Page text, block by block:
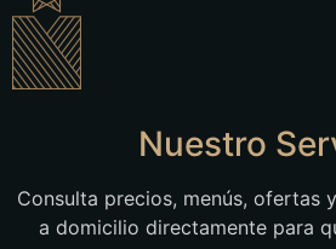
Nuestro
Consulta precios, menús, ofertas
a domicilio directamente para